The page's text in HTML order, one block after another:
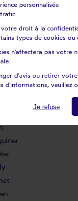
personnalisée
votre droit à la
types de cookies ou
n'affectera pas votre
d'avis ou retirer
d'informations, veuillez
Je refuse